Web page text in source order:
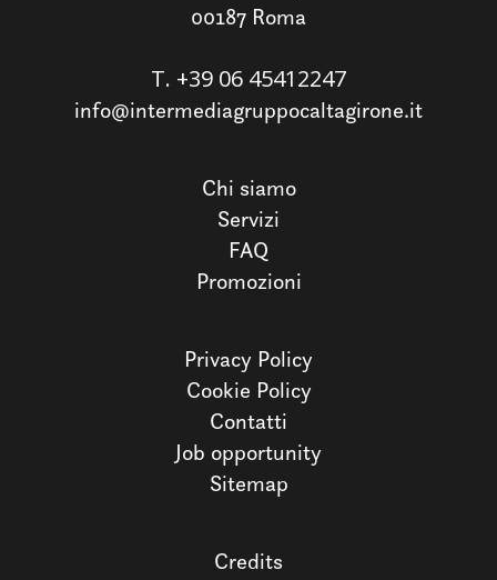
00187 Roma
T. +39 06 45412247
info@intermediagruppocaltagirone.it
Chi siamo
Servizi
FAQ
Promozioni
Privacy Policy
Cookie Policy
Contatti
Job opportunity
Sitemap
Credits